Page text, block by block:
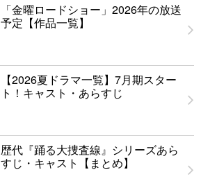
「金曜ロードショー」2026年の放送
予定【作品一覧】
【2026夏ドラマ一覧】7月期スター
ト！キャスト・あらすじ
歴代『踊る大捜査線』シリーズあら
すじ・キャスト【まとめ】